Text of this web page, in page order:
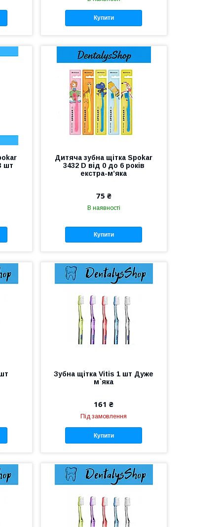
Купити
шт
Дитяча зубна щітка Spokar
3432 D від 0 до 6 років
екстра-м’яка
75 ₴
В наявності
Купити
Зубна щітка Vitis 1 шт Дуже
м`яка
161 ₴
Під замовлення
Купити